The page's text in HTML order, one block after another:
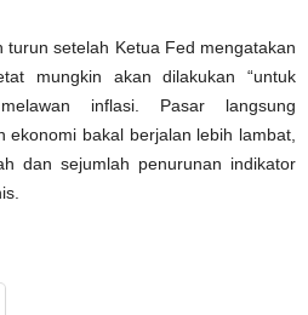
setelah Ketua Fed mengatakan
mungkin akan dilakukan “untuk
inflasi. Pasar langsung
ekonomi bakal berjalan lebih lambat,
dan sejumlah penurunan indikator